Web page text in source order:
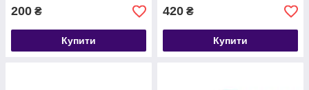
200 ₴
Купити
420 ₴
Купити